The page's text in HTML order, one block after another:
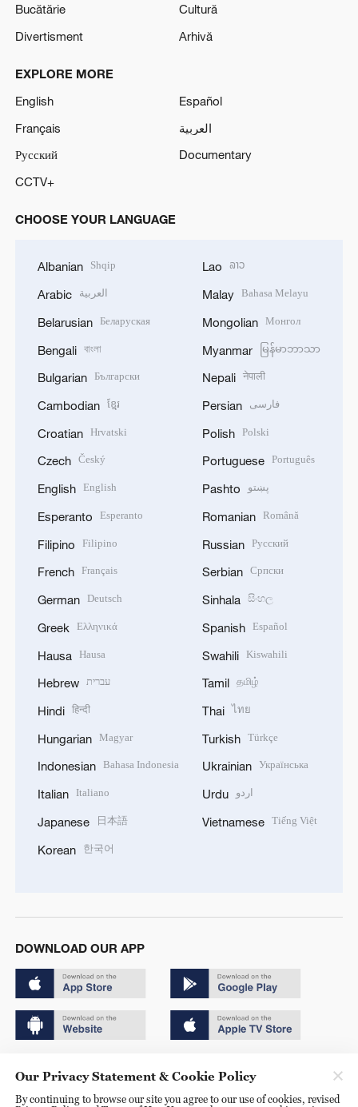
Bucătărie
Cultură
Divertisment
Arhivă
EXPLORE MORE
English
Español
Français
العربية
Русский
Documentary
CCTV+
CHOOSE YOUR LANGUAGE
Albanian Shqip
Arabic العربية
Belarusian Беларуская
Bengali বাংলা
Bulgarian Български
Cambodian ខ្មែរ
Croatian Hrvatski
Czech Český
English English
Esperanto Esperanto
Filipino Filipino
French Français
German Deutsch
Greek Ελληνικά
Hausa Hausa
Hebrew עברית
Hindi हिन्दी
Hungarian Magyar
Indonesian Bahasa Indonesia
Italian Italiano
Japanese 日本語
Korean 한국어
Lao ລາວ
Malay Bahasa Melayu
Mongolian Монгол
Myanmar မြန်မာဘာသာ
Nepali नेपाली
Persian فارسی
Polish Polski
Portuguese Português
Pashto پښتو
Romanian Română
Russian Русский
Serbian Српски
Sinhala සිංහල
Spanish Español
Swahili Kiswahili
Tamil தமிழ்
Thai ไทย
Turkish Türkçe
Ukrainian Українська
Urdu اردو
Vietnamese Tiếng Việt
DOWNLOAD OUR APP
京ICP备20000184号
Our Privacy Statement & Cookie Policy
By continuing to browse our site you agree to our use of cookies, revised